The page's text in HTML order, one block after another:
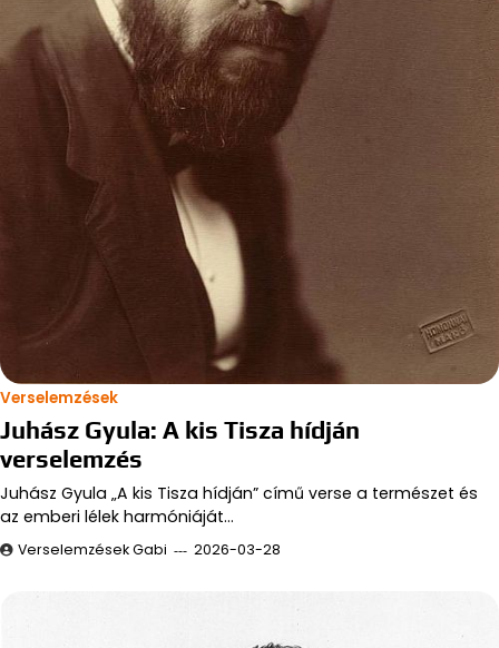
Verselemzések
Juhász Gyula: A kis Tisza hídján
verselemzés
Juhász Gyula „A kis Tisza hídján” című verse a természet és
az emberi lélek harmóniáját…
Verselemzések Gabi 2026-03-28